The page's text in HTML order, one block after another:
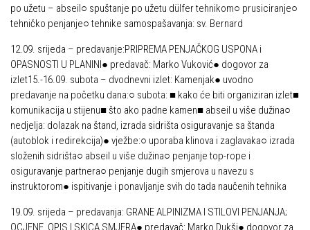
po užetu – abseil○ spuštanje po užetu dülfer tehnikom○ prusiciranje○
tehničko penjanje○ tehnike samospašavanja: sv. Bernard
12.09. srijeda – predavanje:PRIPREMA PENJAČKOG USPONA i
OPASNOSTI U PLANINI● predavač: Marko Vuković● dogovor za
izlet15.-16.09. subota – dvodnevni izlet: Kamenjak● uvodno
predavanje na početku dana:○ subota: ■ kako će biti organiziran izlet■
komunikacija u stijenu■ što ako padne kamen■ abseil u više dužina○
nedjelja: dolazak na štand, izrada sidrišta osiguravanje sa štanda
(autoblok i redirekcija)● vježbe:○ uporaba klinova i zaglavaka○ izrada
složenih sidrišta○ abseil u više dužina○ penjanje top-rope i
osiguravanje partnera○ penjanje dugih smjerova u navezu s
instruktorom● ispitivanje i ponavljanje svih do tada naučenih tehnika
19.09. srijeda – predavanja: GRANE ALPINIZMA I STILOVI PENJANJA;
OCJENE, OPIS I SKICA SMJERA● predavač: Marko Dukši● dogovor za